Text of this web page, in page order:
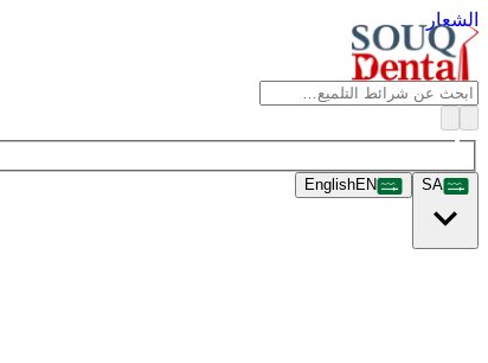
الشعار
SA
EnglishEN